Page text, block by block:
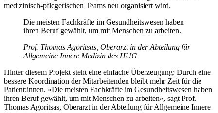
medizinisch-pflegerischen Teams neu organisiert wird.
Die meisten Fachkräfte im Gesundheitswesen haben
ihren Beruf gewählt, um mit Menschen zu arbeiten.
Prof. Thomas Agoritsas, Oberarzt in der Abteilung für
Allgemeine Innere Medizin des HUG
Hinter diesem Projekt steht eine einfache Überzeugung: Durch eine
bessere Koordination der Mitarbeitenden bleibt mehr Zeit für die
Patient:innen. «Die meisten Fachkräfte im Gesundheitswesen haben
ihren Beruf gewählt, um mit Menschen zu arbeiten», sagt Prof.
Thomas Agoritsas, Oberarzt in der Abteilung für Allgemeine Innere